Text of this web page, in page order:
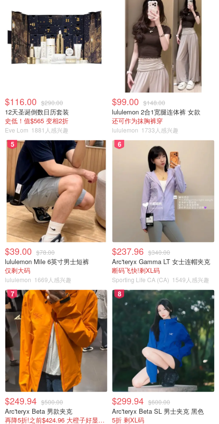
一帆风顺（Peace Lily)
难度系数 ♠️♠️
名字好听，寓意也好，我的养了5年，买的时候有花，从此
以后再也没开过花。3-5天浇一次水，叶子也要经常擦拭一
下活的更好，不擦也不会死。这个植物千万别忘浇水，干了
叶子很容易低头下垂🥀，然后就再也救不起来了，浇水也还
是软。从没施肥过，也许是不开花的原因吧。
$116.00 $290.00
12天圣诞倒数日历套装
史低！值$565 变相2折
Eve Lom 1881人感兴趣
$99.00 $148.00
lululemon 2合1宽腿连体裤 女款
还可作为抹胸裤穿
lululemon 1733人感兴趣
5
$39.00 $78.00
lululemon Mile 6英寸男士短裤
仅剩大码
lululemon 1669人感兴趣
6
$237.96 $340.00
Arc'teryx Gamma LT 女士连帽夹克
断码飞快!剩XL码
Sporting Life CA (CA) 1549人感兴趣
7
$249.94 $500.00
Arc'teryx Beta 男款夹克
再降5折!之前$424.96 大橙子好显白 蹲补
8
$299.94 $600.00
Arc'teryx Beta SL 男士夹克 黑色
5折 剩XL码